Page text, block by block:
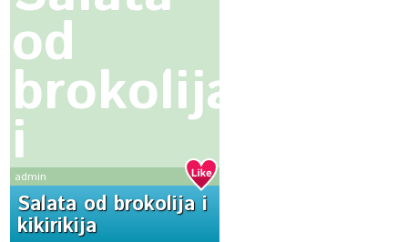
od
brokolija
i
kikirikija
admin
Salata od brokolija i
kikirikija